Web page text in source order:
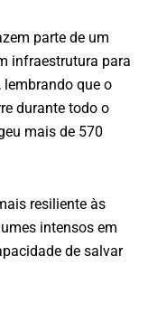
parte de um
infraestrutura para
que o
durante todo o
mais de 570
resiliente às
intensos em
de salvar